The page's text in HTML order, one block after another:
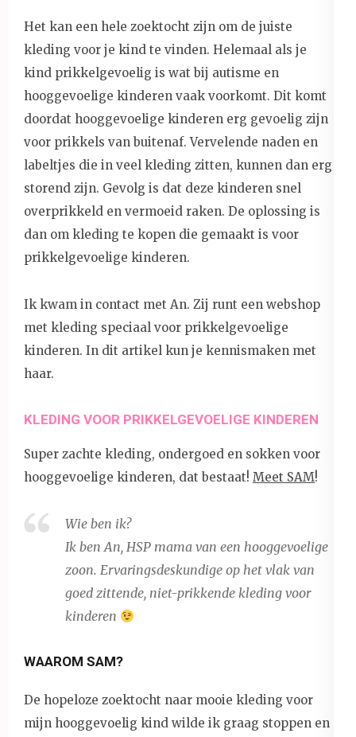
Het kan een hele zoektocht zijn om de juiste
kleding voor je kind te vinden. Helemaal als je
kind prikkelgevoelig is wat bij autisme en
hooggevoelige kinderen vaak voorkomt. Dit komt
doordat hooggevoelige kinderen erg gevoelig zijn
voor prikkels van buitenaf. Vervelende naden en
labeltjes die in veel kleding zitten, kunnen dan erg
storend zijn. Gevolg is dat deze kinderen snel
overprikkeld en vermoeid raken. De oplossing is
dan om kleding te kopen die gemaakt is voor
prikkelgevoelige kinderen.
Ik kwam in contact met An. Zij runt een webshop
met kleding speciaal voor prikkelgevoelige
kinderen. In dit artikel kun je kennismaken met
haar.
KLEDING VOOR PRIKKELGEVOELIGE KINDEREN
Super zachte kleding, ondergoed en sokken voor
hooggevoelige kinderen, dat bestaat! Meet SAM!
Wie ben ik?
Ik ben An, HSP mama van een hooggevoelige
zoon. Ervaringsdeskundige op het vlak van
goed zittende, niet-prikkende kleding voor
kinderen
WAAROM SAM?
De hopeloze zoektocht naar mooie kleding voor
mijn hooggevoelig kind wilde ik graag stoppen en